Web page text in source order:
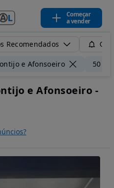
Começar
a vender
Recomendados
e Afonsoeiro 50 km
e Afonsoeiro -